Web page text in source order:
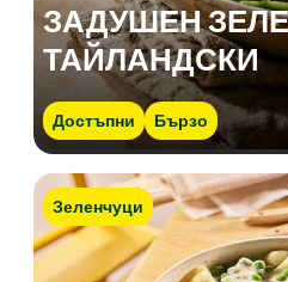
ЗАДУШЕН
ТАЙЛАНДСКИ
Достъпни Бързо
Зеленчуци